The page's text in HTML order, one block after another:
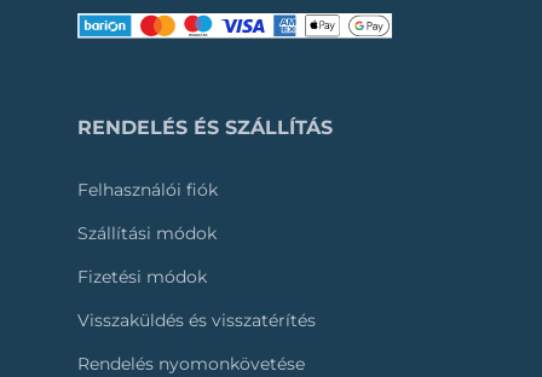
RENDELÉS ÉS SZÁLLÍTÁS
Felhasználói fiók
Szállítási módok
Fizetési módok
Visszaküldés és visszatérítés
Rendelés nyomonkövetése